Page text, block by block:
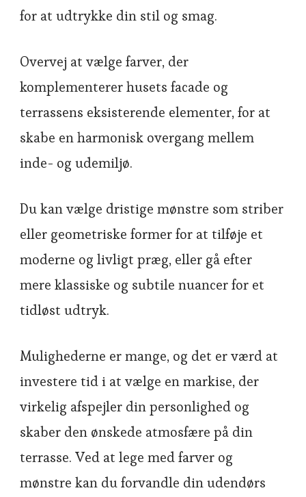
for at udtrykke din stil og smag.
Overvej at vælge farver, der
komplementerer husets facade og
terrassens eksisterende elementer, for at
skabe en harmonisk overgang mellem
inde- og udemiljø.
Du kan vælge dristige mønstre som striber
eller geometriske former for at tilføje et
moderne og livligt præg, eller gå efter
mere klassiske og subtile nuancer for et
tidløst udtryk.
Mulighederne er mange, og det er værd at
investere tid i at vælge en markise, der
virkelig afspejler din personlighed og
skaber den ønskede atmosfære på din
terrasse. Ved at lege med farver og
mønstre kan du forvandle din udendørs